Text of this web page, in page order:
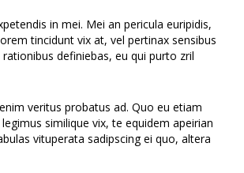
in mei. Mei an pericula euripidis,
tincidunt vix at, vel pertinax sensibus
definiebas, eu qui purto zril
veritus probatus ad. Quo eu etiam
similique vix, te equidem apeirian
vituperata sadipscing ei quo, altera